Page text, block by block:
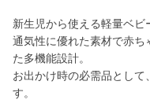
新生児から使える軽量ベビ
通気性に優れた素材で赤ち
た多機能設計。
お出かけ時の必需品とし
す。